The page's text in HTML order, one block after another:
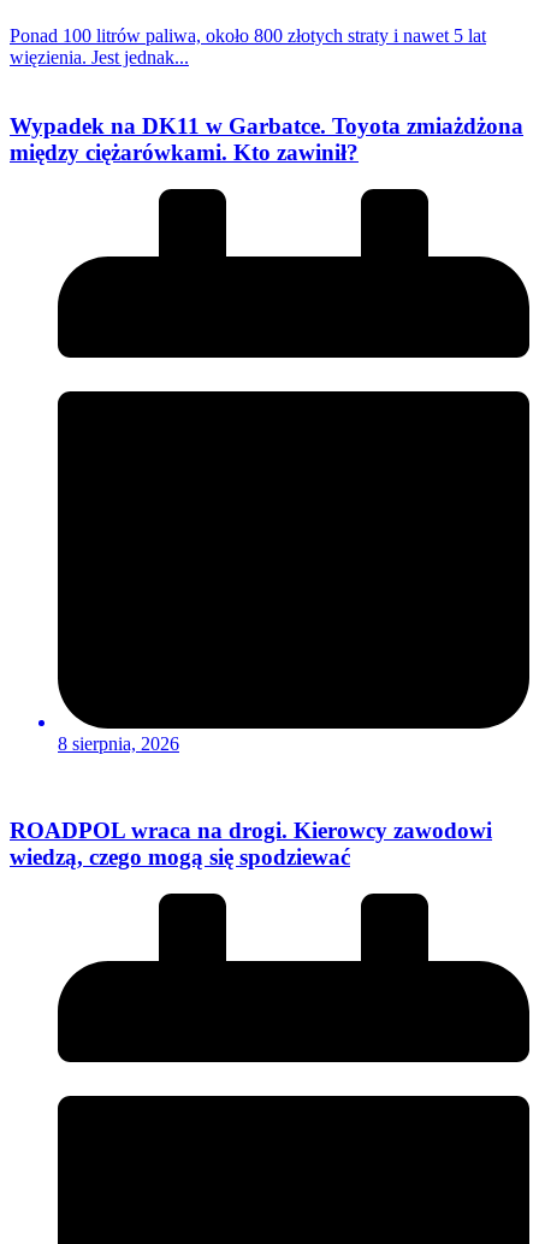
Ponad 100 litrów paliwa, około 800 złotych straty i nawet 5 lat
więzienia. Jest jednak...
Wypadek na DK11 w Garbatce. Toyota zmiażdżona
między ciężarówkami. Kto zawinił?
8 sierpnia, 2026
ROADPOL wraca na drogi. Kierowcy zawodowi
wiedzą, czego mogą się spodziewać